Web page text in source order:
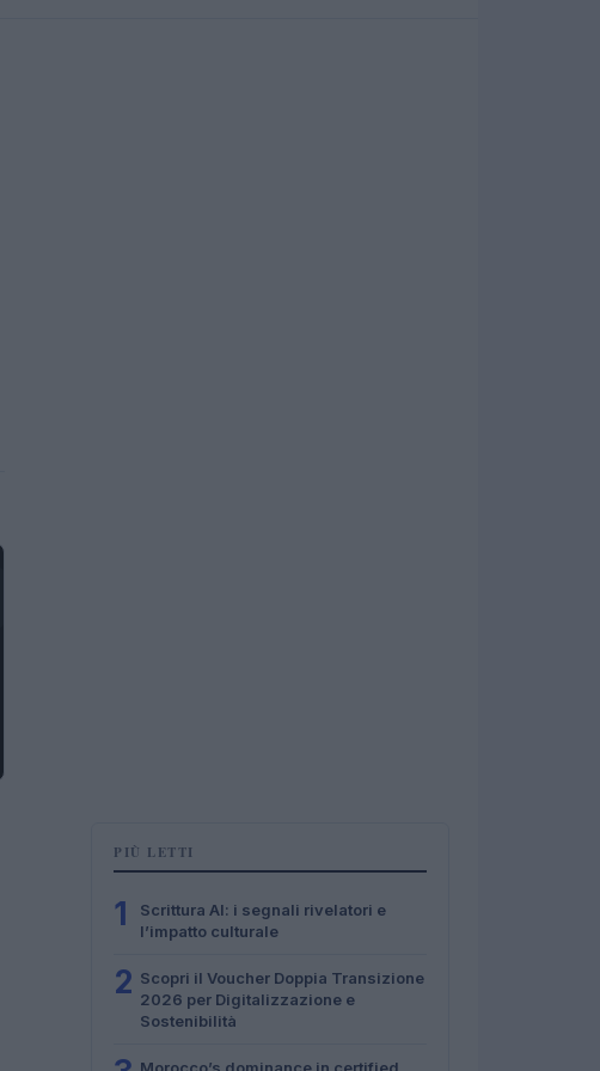
PIÙ LETTI
1
Scrittura AI: i segnali rivelatori e
l’impatto culturale
2 Scopri il Voucher Doppia Transizione
2026 per Digitalizzazione e
Sostenibilità